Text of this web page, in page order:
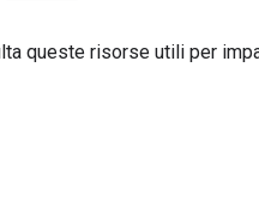
queste risorse utili per